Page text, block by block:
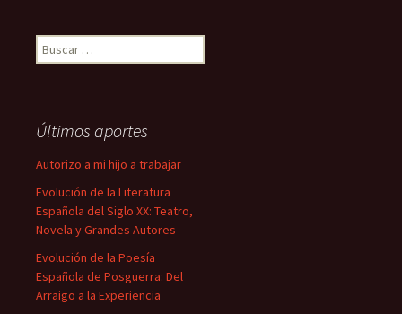
Buscar:
Últimos aportes
Autorizo a mi hijo a trabajar
Evolución de la Literatura
Española del Siglo XX: Teatro,
Novela y Grandes Autores
Evolución de la Poesía
Española de Posguerra: Del
Arraigo a la Experiencia